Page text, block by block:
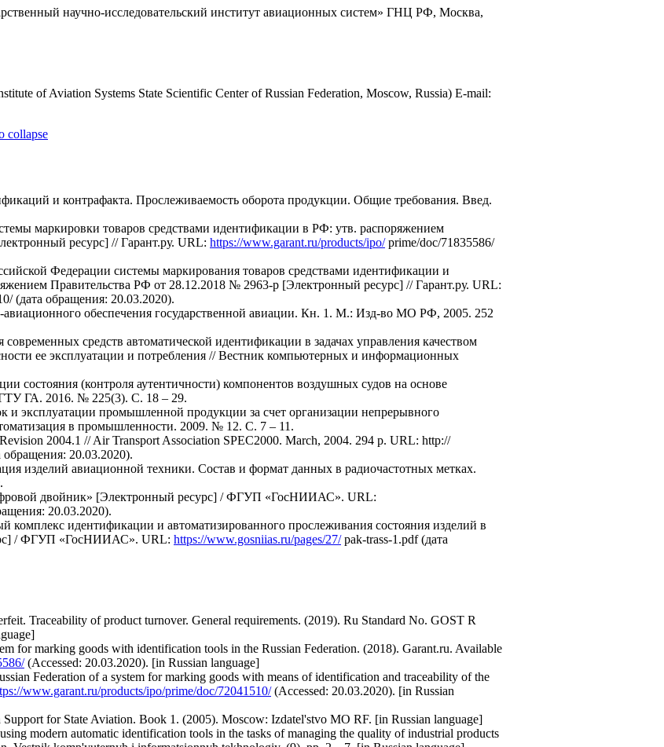
научно-исследовательский институт авиационных систем» ГНЦ РФ, Москва,
of Aviation Systems State Scientific Center of Russian Federation, Moscow, Russia) E-mail:
collapse
и контрафакта. Прослеживаемость оборота продукции. Общие требования. Введ.
маркировки товаров средствами идентификации в РФ: утв. распоряжением
ресурс] // Гарант.ру. URL: https://www.garant.ru/products/ipo/prime/doc/71835586/
Федерации системы маркирования товаров средствами идентификации и
Правительства РФ от 28.12.2018 № 2963-р [Электронный ресурс] // Гарант.ру. URL:
(дата обращения: 20.03.2020).
обеспечения государственной авиации. Кн. 1. М.: Изд-во МО РФ, 2005. 252
средств автоматической идентификации в задачах управления качеством
ее эксплуатации и потребления // Вестник компьютерных и информационных
состояния (контроля аутентичности) компонентов воздушных судов на основе
ГА. 2016. № 225(3). С. 18 – 29.
и эксплуатации промышленной продукции за счет организации непрерывного
в промышленности. 2009. № 12. С. 7 – 11.
2004.1 // Air Transport Association SPEC2000. March, 2004. 294 р. URL: http://
20.03.2020).
изделий авиационной техники. Состав и формат данных в радиочастотных метках.
двойник» [Электронный ресурс] / ФГУП «ГосНИИАС». URL:
20.03.2020).
идентификации и автоматизированного прослеживания состояния изделий в
/ ФГУП «ГосНИИАС». URL: https://www.gosniias.ru/pages/27/pak-trass-1.pdf (дата
Traceability of product turnover. General requirements. (2019). Ru Standard No. GOST R
for marking goods with identification tools in the Russian Federation. (2018). Garant.ru. Available
(Accessed: 20.03.2020). [in Russian language]
Federation of a system for marking goods with means of identification and traceability of the
www.garant.ru/products/ipo/prime/doc/72041510/(Accessed: 20.03.2020). [in Russian
for State Aviation. Book 1. (2005). Moscow: Izdatel'stvo MO RF. [in Russian language]
modern automatic identification tools in the tasks of managing the quality of industrial products